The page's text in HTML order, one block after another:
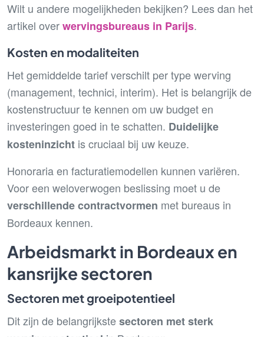
Wilt u andere mogelijkheden bekijken? Lees dan het
artikel overwervingsbureaus in Parijs.
Kosten en modaliteiten
Het gemiddelde tarief verschilt per type werving
(management, technici, interim). Het is belangrijk de
kostenstructuur te kennen om uw budget en
investeringen goed in te schatten. Duidelijke
kosteninzicht is cruciaal bij uw keuze.
Honoraria en facturatiemodellen kunnen variëren.
Voor een weloverwogen beslissing moet u de
verschillende contractvormen met bureaus in
Bordeaux kennen.
Arbeidsmarkt in Bordeaux en
kansrijke sectoren
Sectoren met groeipotentieel
Dit zijn de belangrijkstesectoren met sterk